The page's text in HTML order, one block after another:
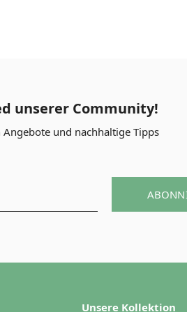
unserer Community!
Angebote und nachhaltige Tipps
Unsere Kollektion